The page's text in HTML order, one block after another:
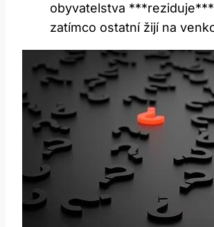
obyvatelstva
zatímco ostatní žijí na